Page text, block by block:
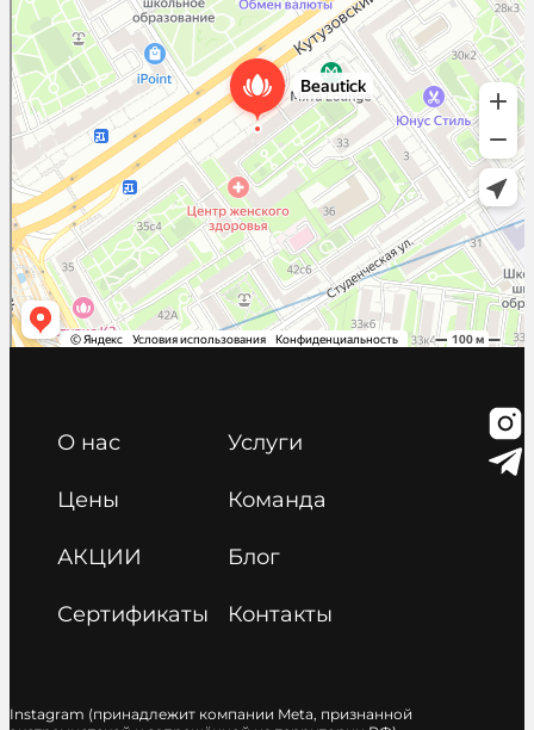
О нас Услуги
Цены Команда
АКЦИИ Блог
Сертификаты Контакты
Instagram (принадлежит компании Meta, признанной